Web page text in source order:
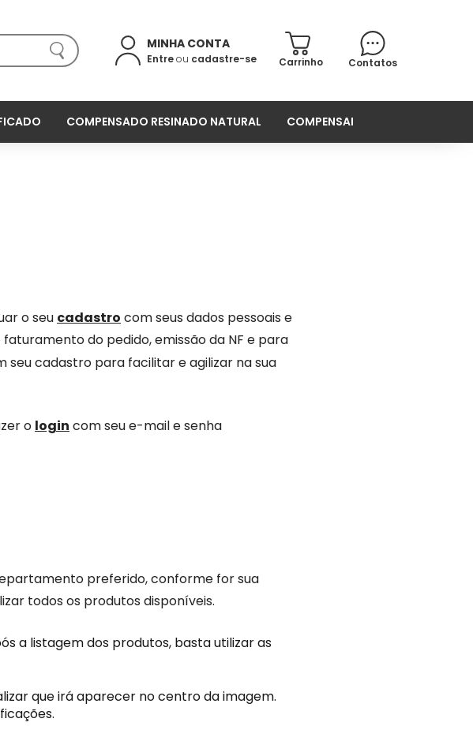
MINHA CONTA
Entreou cadastre-se Carrinho Contatos
COMPENSADO RESINADO NATURAL COMPENSADO ANTIDERRAPANTE
o seu cadastro com seus dados pessoais e
do pedido, emissão da NF e para
seu cadastro para facilitar e agilizar na sua
o login com seu e-mail e senha
preferido, conforme for sua
todos os produtos disponíveis.
a listagem dos produtos, basta utilizar as
que irá aparecer no centro da imagem.